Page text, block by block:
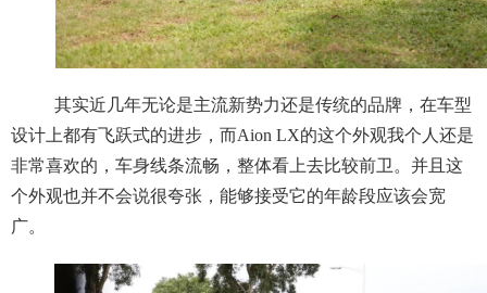
其实近几年无论是主流新势力还是传统的品牌，在车型
设计上都有飞跃式的进步，而Aion LX的这个外观我个人还是
非常喜欢的，车身线条流畅，整体看上去比较前卫。并且这
个外观也并不会说很夸张，能够接受它的年龄段应该会宽
广。